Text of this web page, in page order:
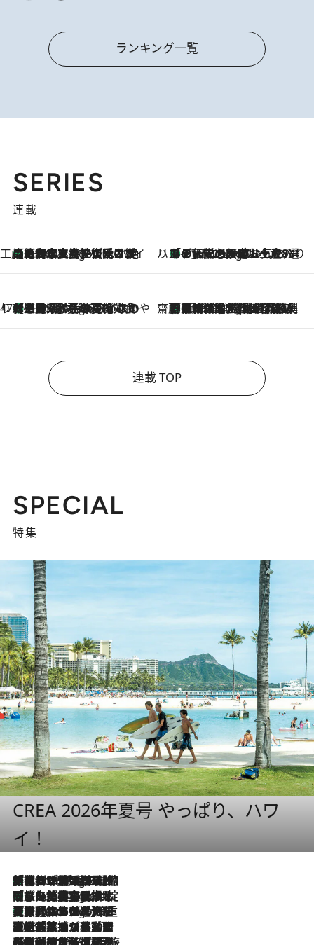
ランキング一覧
SERIES
連載
工藤まやのおもてなしハワイ
6 Hours Ago
【ハワイ土産】ローカルの絶大な支持で復活！ 絶品の幻クッキー《元ファンの日本人女性が受け継いだ名店》 ハワイ賢者 リサのお気に入りリスト6 Hours Ago
あの伝説の限定トートも！ リニューアルした「ディーン＆デルーカ ハワイ」で必須のお土産8選
47都道府県の手みやげ ひんやりスイーツで夏を満喫
6 Hours Ago
【三重県】この夏絶対食べたい 冷やしておいしいおやつ3選 お餅×アイスの新感覚スイーツ 齋藤 薫 美容脳ルネサンス
6 Hours Ago
「荷物が増えるほど旅ストレスは増す」美容ジャーナリストがたどり着いた最終結論。“化粧品を劇的に減らす”感動の凝縮美容とは
連載 TOP
SPECIAL
特集
CREA 2026年夏号 やっぱり、ハワ
イ！
6 Hours Ago
「荷物が増えるほど旅ストレスは増す」美容ジャーナリストがたどり着いた最終結論。“化粧品を劇的に減らす”感動の凝縮美容とは
6 Hours Ago
「旅先には金髪ウィッグを持参」日本と同じメイクでは損してる!? 美容ジャーナリストが提案する“掟破りの旅美容”とは
6 Hours Ago
【厳選旅コスメ】「身軽さ＆UV対策重視！」ヘアアーティストshucoが選んだ夏旅ベストコスメを発表【Mサイズジップ】
2026.8.5
【厳選旅コスメ】国内をあちこち移動する河井菜摘が選んだ夏旅ベストコスメ発表！「リラックスアイテムはマスト」【Mサイズジップ】